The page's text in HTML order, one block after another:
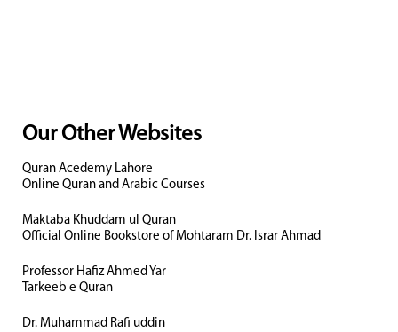
Our Other Websites
Quran Acedemy Lahore
Online Quran and Arabic Courses
Maktaba Khuddam ul Quran
Official Online Bookstore of Mohtaram Dr. Israr Ahmad
Professor Hafiz Ahmed Yar
Tarkeeb e Quran
Dr. Muhammad Rafi uddin